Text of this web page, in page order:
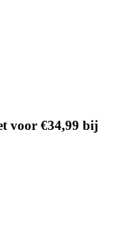
voor €34,99 bij